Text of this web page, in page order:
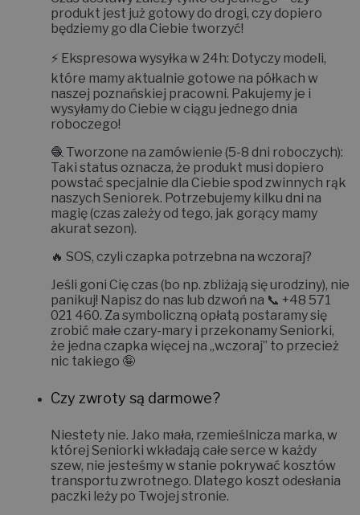
produkt jest już gotowy do drogi, czy dopiero
będziemy go dla Ciebie tworzyć!
⚡ Ekspresowa wysyłka w 24h: Dotyczy modeli,
które mamy aktualnie gotowe na półkach w
naszej poznańskiej pracowni. Pakujemy je i
wysyłamy do Ciebie w ciągu jednego dnia
roboczego!
🧶 Tworzone na zamówienie (5-8 dni roboczych):
Taki status oznacza, że produkt musi dopiero
powstać specjalnie dla Ciebie spod zwinnych rąk
naszych Seniorek. Potrzebujemy kilku dni na
magię (czas zależy od tego, jak gorący mamy
akurat sezon).
🔥 SOS, czyli czapka potrzebna na wczoraj?
Jeśli goni Cię czas (bo np. zbliżają się urodziny), nie
panikuj! Napisz do nas lub dzwoń na 📞 +48 571
021 460. Za symboliczną opłatą postaramy się
zrobić małe czary-mary i przekonamy Seniorki,
że jedna czapka więcej na „wczoraj” to przecież
nic takiego 🤪
Czy zwroty są darmowe?
Niestety nie. Jako mała, rzemieślnicza marka, w
której Seniorki wkładają całe serce w każdy
szew, nie jesteśmy w stanie pokrywać kosztów
transportu zwrotnego. Dlatego koszt odesłania
paczki leży po Twojej stronie.